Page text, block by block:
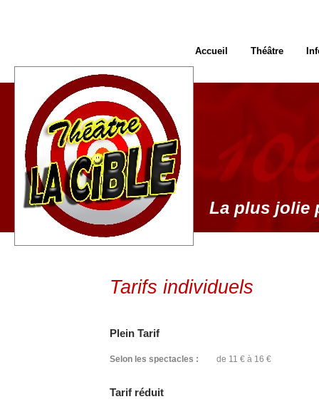
Tarifs individuels
Plein Tarif
Selon les spectacles : de 11 € à 16 €
Tarif réduit
La plus jolie
Accueil Théâtre